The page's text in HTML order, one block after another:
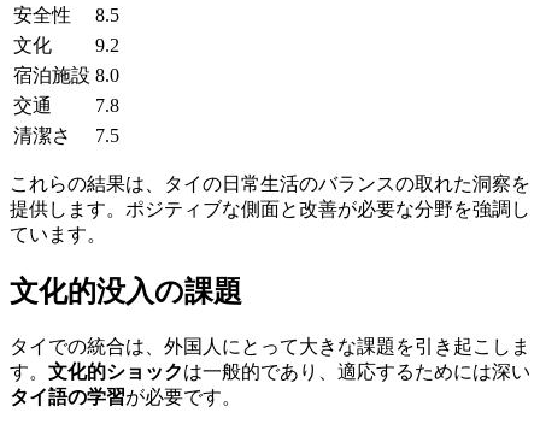
安全性
8.5
文化
9.2
宿泊施設 8.0
交通
7.8
清潔さ
7.5
これらの結果は、タイの日常生活のバランスの取れた洞察を
提供します。ポジティブな側面と改善が必要な分野を強調し
ています。
文化的没入の課題
タイでの統合は、外国人にとって大きな課題を引き起こしま
す。 文化的ショックは一般的であり、適応するためには深い
タイ語の学習が必要です。